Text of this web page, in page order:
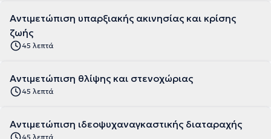
Αντιμετώπιση υπαρξιακής ακινησίας και κρίσης
ζωής
45 λεπτά
Αντιμετώπιση θλίψης και στενοχώριας
45 λεπτά
Αντιμετώπιση ιδεοψυχαναγκαστικής διαταραχής
45 λεπτά